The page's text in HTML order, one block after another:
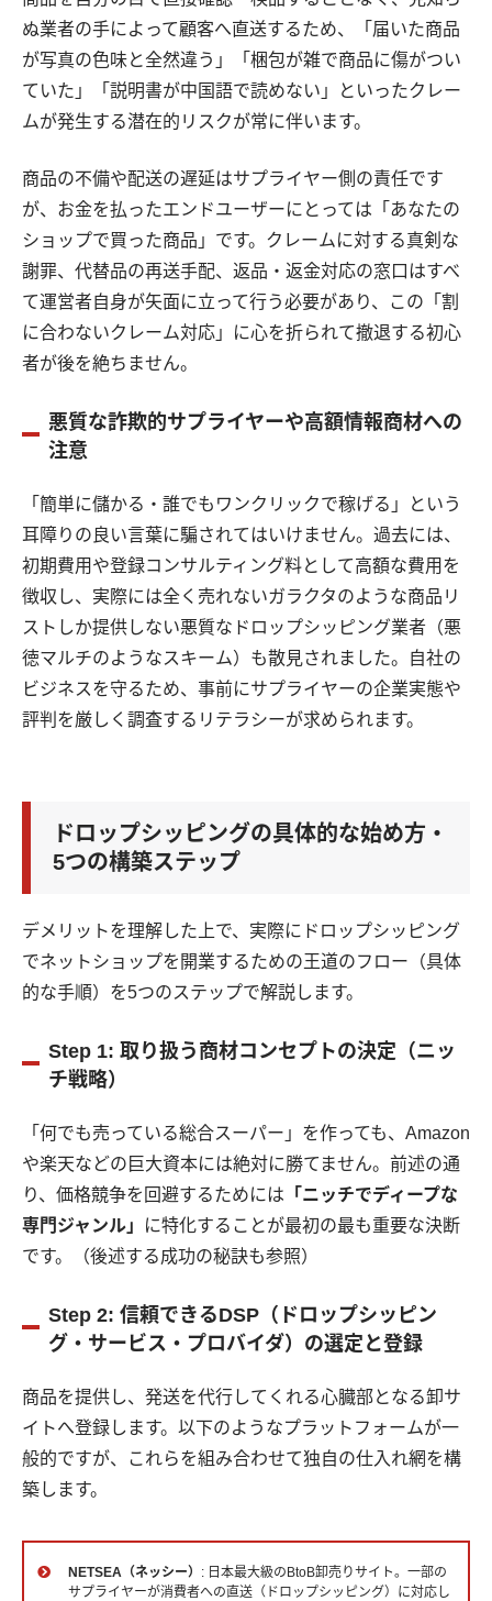
ぬ業者の手によって顧客へ直送するため、「届いた商品
が写真の色味と全然違う」「梱包が雑で商品に傷がつい
ていた」「説明書が中国語で読めない」といったクレー
ムが発生する潜在的リスクが常に伴います。
商品の不備や配送の遅延はサプライヤー側の責任です
が、お金を払ったエンドユーザーにとっては「あなたの
ショップで買った商品」です。クレームに対する真剣な
謝罪、代替品の再送手配、返品・返金対応の窓口はすべ
て運営者自身が矢面に立って行う必要があり、この「割
に合わないクレーム対応」に心を折られて撤退する初心
者が後を絶ちません。
悪質な詐欺的サプライヤーや高額情報商材への
注意
「簡単に儲かる・誰でもワンクリックで稼げる」という
耳障りの良い言葉に騙されてはいけません。過去には、
初期費用や登録コンサルティング料として高額な費用を
徴収し、実際には全く売れないガラクタのような商品リ
ストしか提供しない悪質なドロップシッピング業者（悪
徳マルチのようなスキーム）も散見されました。自社の
ビジネスを守るため、事前にサプライヤーの企業実態や
評判を厳しく調査するリテラシーが求められます。
ドロップシッピングの具体的な始め方・
5つの構築ステップ
デメリットを理解した上で、実際にドロップシッピング
でネットショップを開業するための王道のフロー（具体
的な手順）を5つのステップで解説します。
Step 1: 取り扱う商材コンセプトの決定（ニッ
チ戦略）
「何でも売っている総合スーパー」を作っても、Amazon
や楽天などの巨大資本には絶対に勝てません。前述の通
り、価格競争を回避するためには 「ニッチでディープな
専門ジャンル」
に特化することが最初の最も重要な決断
です。（後述する成功の秘訣も参照）
Step 2: 信頼できるDSP（ドロップシッピン
グ・サービス・プロバイダ）の選定と登録
商品を提供し、発送を代行してくれる心臓部となる卸サ
イトへ登録します。以下のようなプラットフォームが一
般的ですが、これらを組み合わせて独自の仕入れ網を構
築します。
NETSEA（ネッシー） : 日本最大級のBtoB卸売りサイト。一部の
サプライヤーが消費者への直送（ドロップシッピング）に対応し